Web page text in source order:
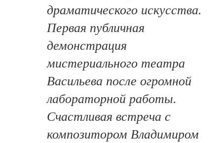
драматического искусства.
Первая публичная
демонстрация
мистериального театра
Васильева после огромной
лабораторной работы.
Счастливая встреча с
композитором Владимиром